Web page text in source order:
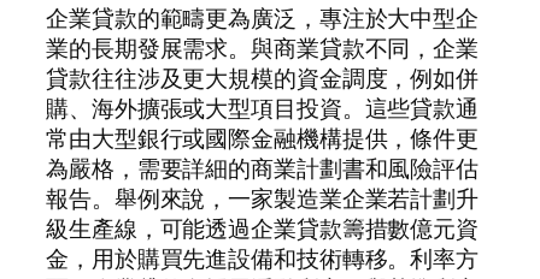
企業貸款的範疇更為廣泛，專注於大中型企
業的長期發展需求。與商業貸款不同，企業
貸款往往涉及更大規模的資金調度，例如併
購、海外擴張或大型項目投資。這些貸款通
常由大型銀行或國際金融機構提供，條件更
為嚴格，需要詳細的商業計劃書和風險評估
報告。舉例來說，一家製造業企業若計劃升
級生產線，可能透過企業貸款籌措數億元資
金，用於購買先進設備和技術轉移。利率方